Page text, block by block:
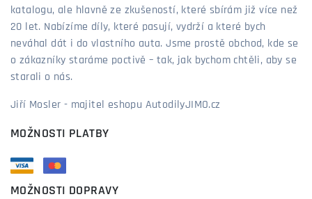
katalogu, ale hlavně ze zkušeností, které sbírám již více než
20 let. Nabízíme díly, které pasují, vydrží a které bych
neváhal dát i do vlastního auta. Jsme prostě obchod, kde se
o zákazníky staráme poctivě – tak, jak bychom chtěli, aby se
starali o nás.
Jiří Mosler - majitel eshopu AutodilyJIMO.cz
MOŽNOSTI PLATBY
MOŽNOSTI DOPRAVY